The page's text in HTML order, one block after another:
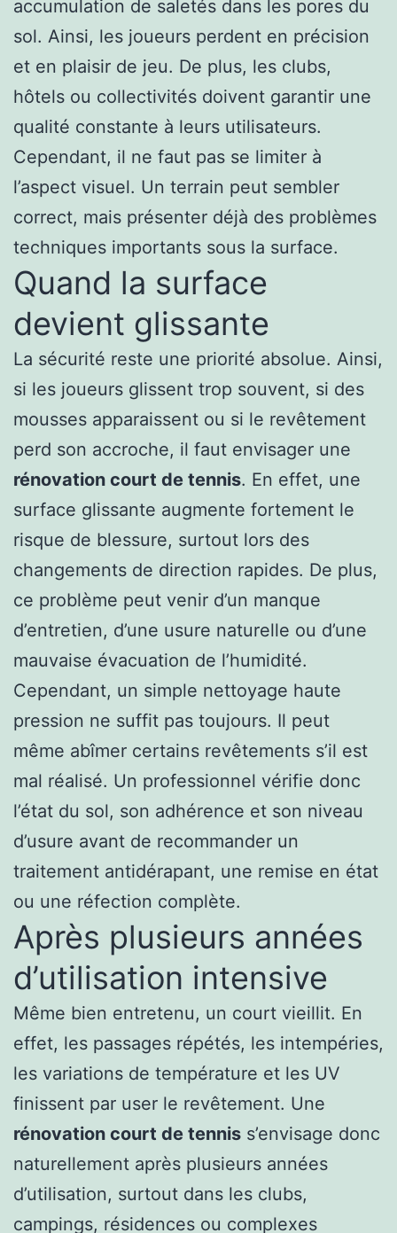
accumulation de saletés dans les pores du
sol. Ainsi, les joueurs perdent en précision
et en plaisir de jeu. De plus, les clubs,
hôtels ou collectivités doivent garantir une
qualité constante à leurs utilisateurs.
Cependant, il ne faut pas se limiter à
l’aspect visuel. Un terrain peut sembler
correct, mais présenter déjà des problèmes
techniques importants sous la surface.
Quand la surface
devient glissante
La sécurité reste une priorité absolue. Ainsi,
si les joueurs glissent trop souvent, si des
mousses apparaissent ou si le revêtement
perd son accroche, il faut envisager une
rénovation court de tennis. En effet, une
surface glissante augmente fortement le
risque de blessure, surtout lors des
changements de direction rapides. De plus,
ce problème peut venir d’un manque
d’entretien, d’une usure naturelle ou d’une
mauvaise évacuation de l’humidité.
Cependant, un simple nettoyage haute
pression ne suffit pas toujours. Il peut
même abîmer certains revêtements s’il est
mal réalisé. Un professionnel vérifie donc
l’état du sol, son adhérence et son niveau
d’usure avant de recommander un
traitement antidérapant, une remise en état
ou une réfection complète.
Après plusieurs années
d’utilisation intensive
Même bien entretenu, un court vieillit. En
effet, les passages répétés, les intempéries,
les variations de température et les UV
finissent par user le revêtement. Une
rénovation court de tennis s’envisage donc
naturellement après plusieurs années
d’utilisation, surtout dans les clubs,
campings, résidences ou complexes